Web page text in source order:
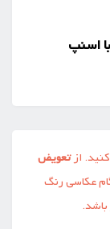
تومانی با اسنپ
ازتعویض
عکاسی رنگ